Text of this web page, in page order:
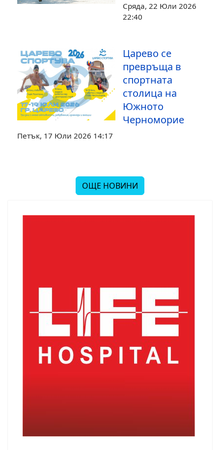
Сряда, 22 Юли 2026
22:40
Царево се
превръща в
спортната
столица на
Южното
Черноморие
Петък, 17 Юли 2026 14:17
ОЩЕ НОВИНИ